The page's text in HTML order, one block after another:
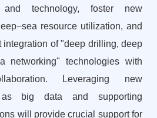
and technology, foster new
resource utilization, and
integration of "deep drilling, deep
networking" technologies with
Leveraging new
as big data and supporting
will provide crucial support for